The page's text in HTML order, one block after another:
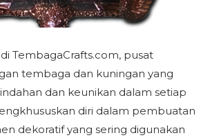
TembagaCrafts.com, pusat
tembaga dan kuningan yang
dan keunikan dalam setiap
diri dalam pembuatan
dekoratif yang sering digunakan